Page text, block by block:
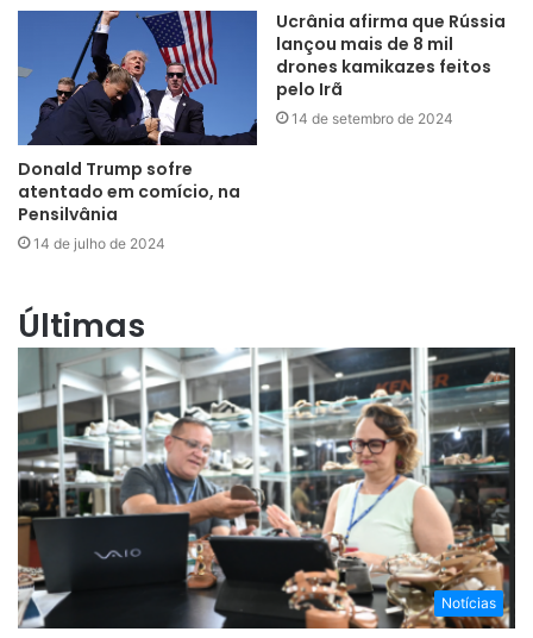
Donald Trump sofre
atentado em comício, na
Pensilvânia
14 de julho de 2024
Ucrânia afirma que Rússia
lançou mais de 8 mil
drones kamikazes feitos
pelo Irã
14 de setembro de 2024
Últimas
Notícias